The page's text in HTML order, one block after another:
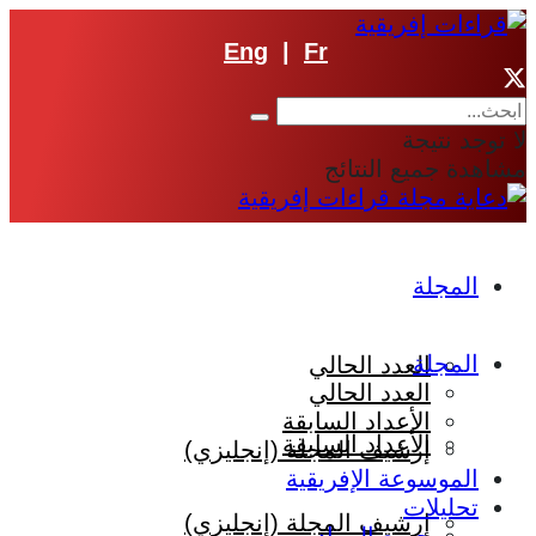
Eng Fr
لا توجد نتيجة
مشاهدة جميع النتائج
المجلة
العدد الحالي
الأعداد السابقة
إرشيف المجلة (إنجليزي)
المجلة
العدد الحالي
الأعداد السابقة
إرشيف المجلة (إنجليزي)
الموسوعة الإفريقية
تحليلات